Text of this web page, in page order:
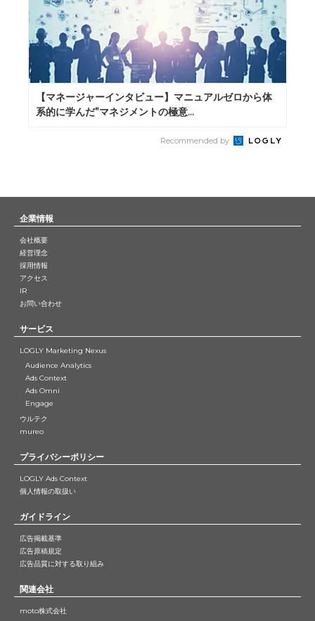
【マネージャーインタビュー】マニュアルゼロから体
系的に学んだ”マネジメントの極意...
Recommended by
企業情報
会社概要
経営理念
採用情報
アクセス
IR
お問い合わせ
サービス
LOGLY Marketing Nexus
Audience Analytics
Ads Context
Ads Omni
Engage
ウルテク
mureo
プライバシーポリシー
LOGLY Ads Context
個人情報の取扱い
ガイドライン
広告掲載基準
広告原稿規定
広告品質に対する取り組み
関連会社
moto株式会社